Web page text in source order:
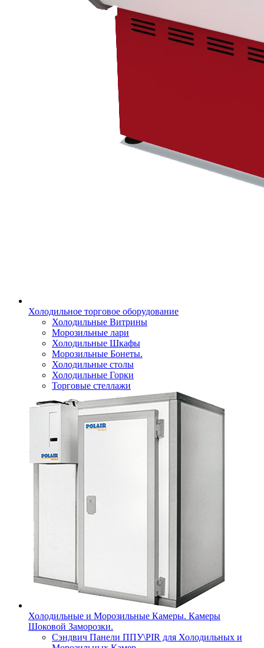
Холодильное торговое оборудование
Холодильные Витрины
Морозильные лари
Холодильные Шкафы
Морозильные Бонеты.
Холодильные столы
Холодильные Горки
Торговые стеллажи
Холодильные и Морозильные Камеры. Камеры
Шоковой Заморозки.
Сэндвич Панели ППУ\PIR для Холодильных и